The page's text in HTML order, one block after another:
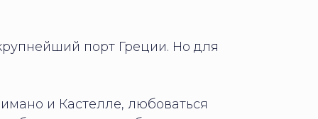
порт Греции. Но для
и Кастелле, любоваться